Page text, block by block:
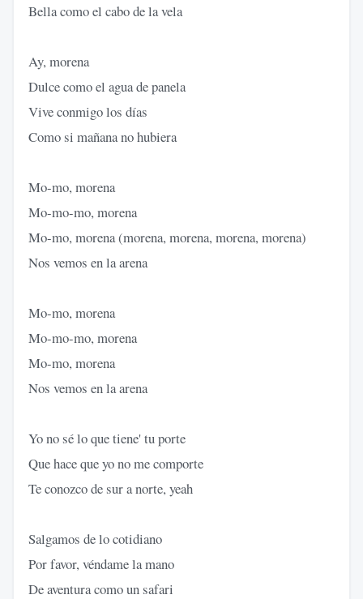
Bella como el cabo de la vela
Ay, morena
Dulce como el agua de panela
Vive conmigo los días
Como si mañana no hubiera
Mo-mo, morena
Mo-mo-mo, morena
Mo-mo, morena (morena, morena, morena, morena)
Nos vemos en la arena
Mo-mo, morena
Mo-mo-mo, morena
Mo-mo, morena
Nos vemos en la arena
Yo no sé lo que tiene' tu porte
Que hace que yo no me comporte
Te conozco de sur a norte, yeah
Salgamos de lo cotidiano
Por favor, véndame la mano
De aventura como un safari